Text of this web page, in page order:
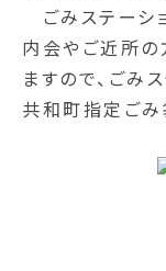
ごみステーシ
内会やご近所の
ますので、ごみ
共和町指定ごみ